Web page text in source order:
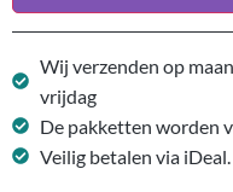
Wij verzenden op
vrijdag
De pakketten worden
Veilig betalen via